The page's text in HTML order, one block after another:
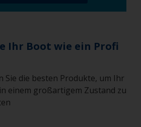
Ihr Boot wie ein Profi
Sie die besten Produkte, um Ihr
einem großartigem Zustand zu